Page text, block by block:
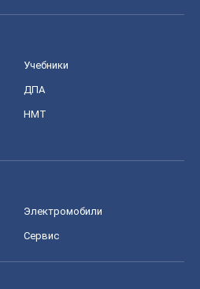
Учебники
ДПА
НМТ
Электромобили
Сервис